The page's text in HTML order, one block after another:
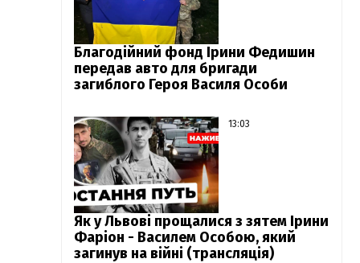
Благодійний фонд Ірини Федишин
передав авто для бригади
загиблого Героя Василя Особи
13:03
Як у Львові прощалися з зятем Ірини
Фаріон - Василем Особою, який
загинув на війні (трансляція)